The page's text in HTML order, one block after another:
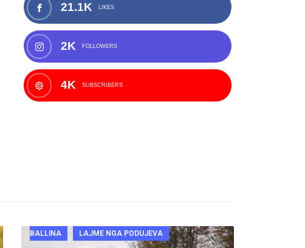
21.1K LIKES
2K FOLLOWERS
4K SUBSCRIBERS
BALLINA LAJME NGA PODUJEVA